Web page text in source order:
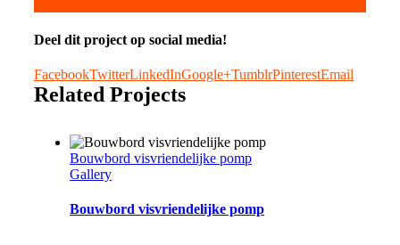
Deel dit project op social media!
FacebookTwitterLinkedInGoogle+TumblrPinterestEmail
Related Projects
Bouwbord visvriendelijke pomp
Gallery
Bouwbord visvriendelijke pomp